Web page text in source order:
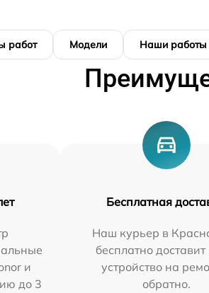
работ Модели Наши работы
и
до 3
Бесплатная
Наш курьер в
бесплатно
устройство на
обратно.